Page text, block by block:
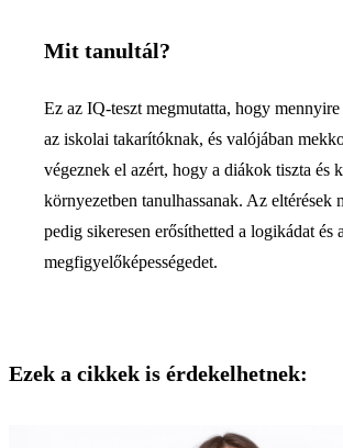
Mit tanultál?
Ez az IQ-teszt megmutatta, hogy
az iskolai takarítóknak, és valójában
végeznek el azért, hogy a diákok tiszta és
környezetben tanulhassanak. Az eltérések
pedig sikeresen erősíthetted a logikádat és a
megfigyelőképességedet.
Ezek a cikkek is érdekelhetnek: